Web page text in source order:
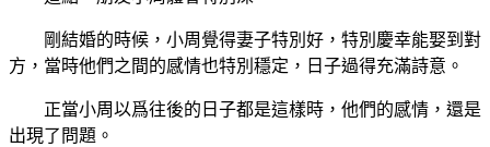
剛結婚的時候，小周覺得妻子特別好，特別慶幸能娶到對
方，當時他們之間的感情也特別穩定，日子過得充滿詩意。
正當小周以爲往後的日子都是這樣時，他們的感情，還是
出現了問題。